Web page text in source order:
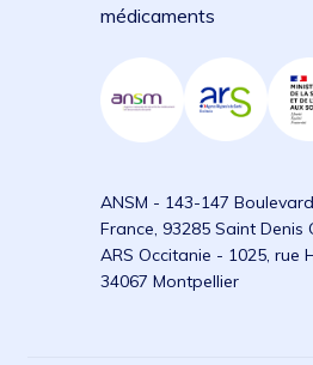
médicaments
ANSM - 143-147
France, 93285 Saint Denis
ARS Occitanie - 1025, rue
34067 Montpellier